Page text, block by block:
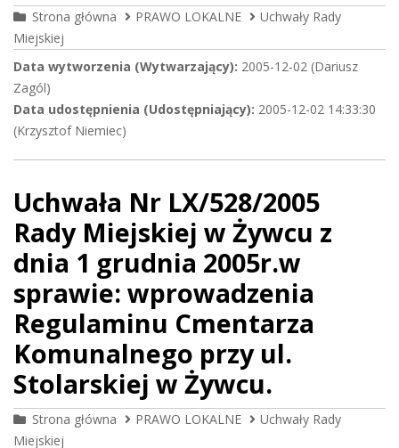
Strona główna PRAWO LOKALNE
Uchwały Rady
Miejskiej
Data wytworzenia (Wytwarzający): 2005-12-02 (Dariusz
Zagól)
Data udostępnienia (Udostępniający): 2005-12-02 14:33:30
(Krzysztof Niemiec)
Uchwała Nr LX/528/2005
Rady Miejskiej w Żywcu z
dnia 1 grudnia 2005r.w
sprawie: wprowadzenia
Regulaminu Cmentarza
Komunalnego przy ul.
Stolarskiej w Żywcu.
Strona główna PRAWO LOKALNE
Uchwały Rady
Miejskiej